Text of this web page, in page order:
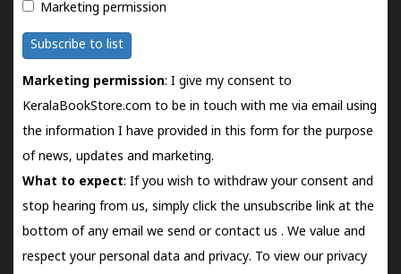
Marketing permission
Subscribe to list
Marketing permission: I give my consent to
KeralaBookStore.com to be in touch with me via email using
the information I have provided in this form for the purpose
of news, updates and marketing.
What to expect: If you wish to withdraw your consent and
stop hearing from us, simply click the unsubscribe link at the
bottom of any email we send orcontact us . We value and
respect your personal data and privacy. To view our privacy